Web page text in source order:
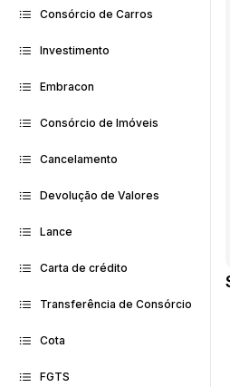
Consórcio de Carros
Investimento
Embracon
Consórcio de Imóveis
Cancelamento
Devolução de Valores
Lance
Carta de crédito
Transferência de Consórcio
Cota
FGTS